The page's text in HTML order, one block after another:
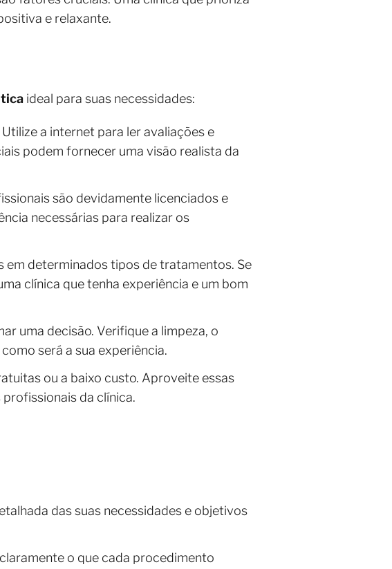
e relaxante.
ideal para suas necessidades:
a internet para ler avaliações e
podem fornecer uma visão realista da
são devidamente licenciados e
necessárias para realizar os
em determinados tipos de tratamentos. Se
clínica que tenha experiência e um bom
uma decisão. Verifique a limpeza, o
será a sua experiência.
ou a baixo custo. Aproveite essas
da clínica.
das suas necessidades e objetivos
o que cada procedimento